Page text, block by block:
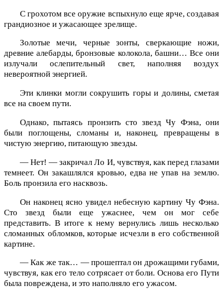
С грохотом все оружие вспыхнуло еще ярче, создавая
грандиозное и ужасающее зрелище.
Золотые мечи, черные зонты, сверкающие ножи,
древние алебарды, бронзовые колокола, башни… Все они
излучали ослепительный свет, наполняя воздух
невероятной энергией.
Эти клинки могли сокрушить горы и долины, сметая
все на своем пути.
Однако, пытаясь пронзить сто звезд Чу Фэна, они
были поглощены, сломаны и, наконец, превращены в
чистую энергию, питающую звезды.
— Нет! — закричал Ло И, чувствуя, как перед глазами
темнеет. Он закашлялся кровью, едва не упав на землю.
Боль пронзила его насквозь.
Он наконец ясно увидел небесную картину Чу Фэна.
Сто звезд были еще ужаснее, чем он мог себе
представить. В итоге к нему вернулись лишь несколько
сломанных обломков, которые исчезли в его собственной
картине.
— Как же так… — прошептал он дрожащими губами,
чувствуя, как его тело сотрясает от боли. Основа его Пути
была повреждена, и это наполняло его ужасом.